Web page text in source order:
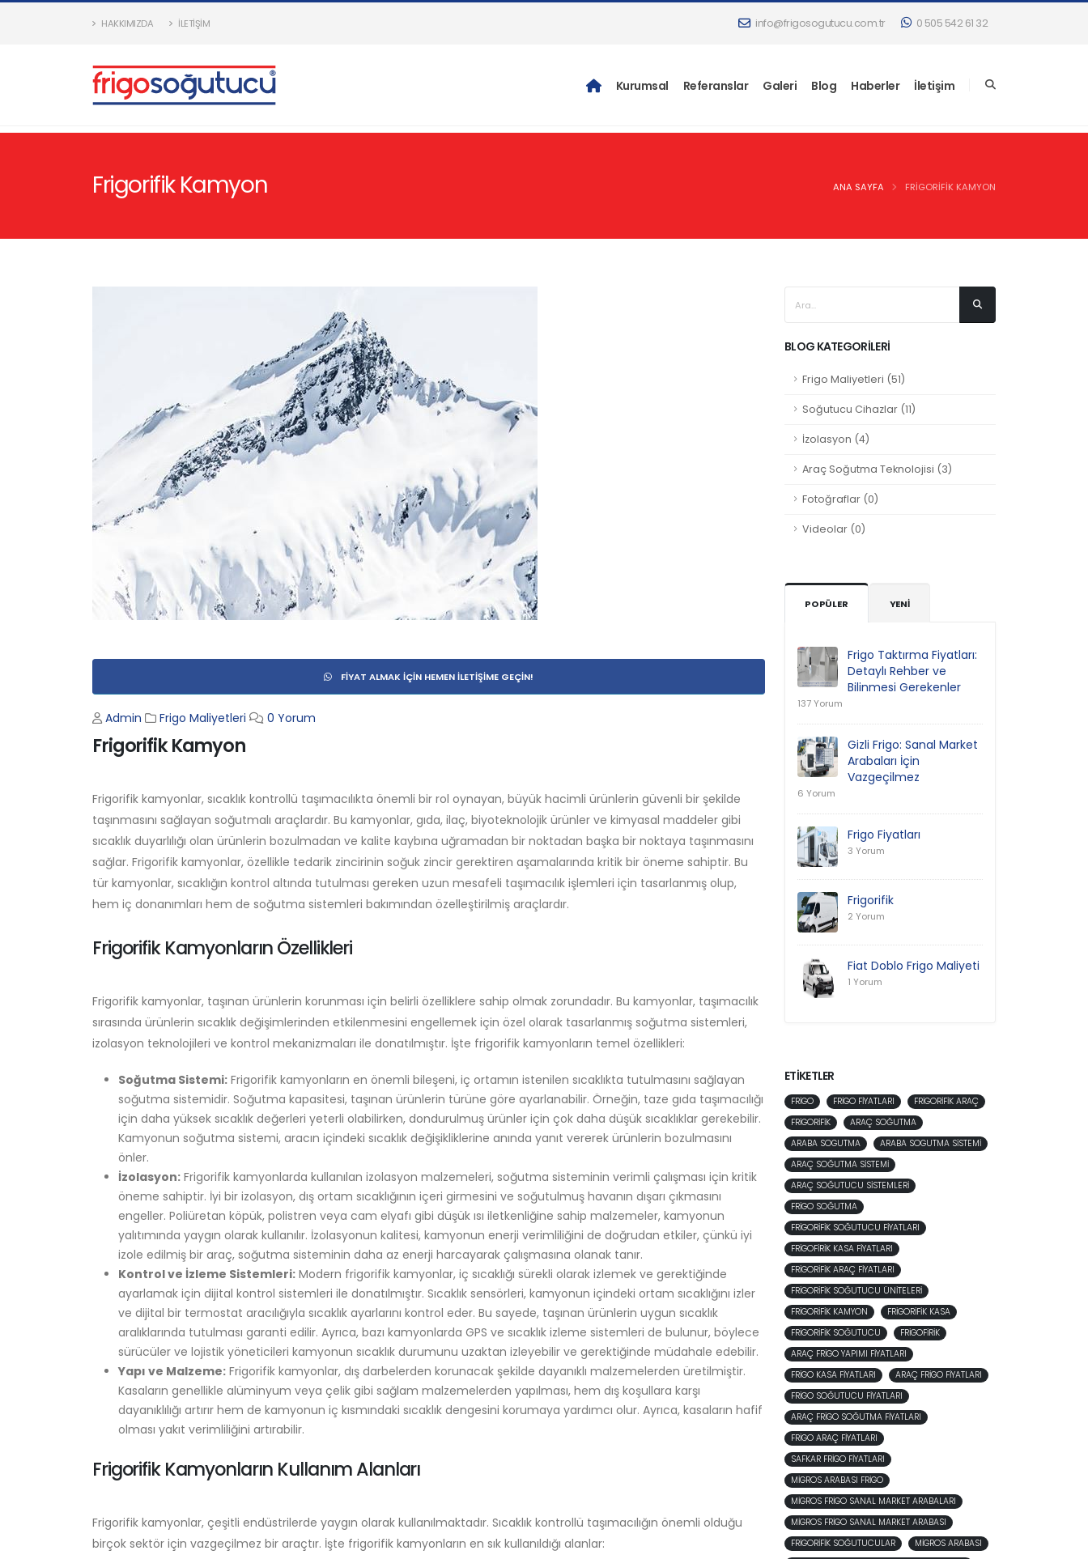
HAKKIMIZDA İLETIŞIM info@frigosogutucu.com.tr 0 505 542 61 32
Kurumsal Referanslar Galeri Blog Haberler İletişim
Frigorifik Kamyon ANA SAYFA FRIGORIFIK KAMYON
BLOG KATEGORILERI
Frigo Maliyetleri (51)
Soğutucu Cihazlar (11)
İzolasyon (4)
Araç Soğutma Teknolojisi (3)
Fotoğraflar (0)
Videolar (0)
POPÜLER YENI
Frigo Taktırma Fiyatları:
Detaylı Rehber ve
Bilinmesi Gerekenler
137 Yorum
Gizli Frigo: Sanal Market
Arabaları İçin
Vazgeçilmez
6 Yorum
Frigo Fiyatları
3 Yorum
Frigorifik
2 Yorum
Fiat Doblo Frigo Maliyeti
1 Yorum
ETIKETLER
FRIGO FRIGO FIYATLARI
FRIGORIFIK ARAÇ
FRIGORIFIK
ARAÇ SOĞUTMA
ARABA SOGUTMA
ARABA SOGUTMA SISTEMI
ARAÇ SOĞUTMA SISTEMI
ARAÇ SOĞUTUCU SISTEMLERI
FRIGO SOĞUTMA
FRIGORIFIK SOĞUTUCU FIYATLARI
FRIGOFIRIK KASA FIYATLARI
FRIGORIFIK ARAÇ FIYATLARI
FRIGORIFIK SOĞUTUCU ÜNITELERI
FRIGORIFIK KAMYON
FRIGORIFIK KASA
FRIGORIFIK SOĞUTUCU
FRIGOFIRIK
ARAÇ FRIGO YAPIMI FIYATLARI
FRIGO KASA FIYATLARI
ARAÇ FRIGO FIYATLARI
FRIGO SOĞUTUCU FIYATLARI
ARAÇ FRIGO SOĞUTMA FIYATLARI
FRIGO ARAÇ FIYATLARI
SAFKAR FRIGO FIYATLARI
MIGROS ARABASI FRIGO
MIGROS FRIGO SANAL MARKET ARABALARI
MIGROS FRIGO SANAL MARKET ARABASI
FRIGORIFIK SOĞUTUCULAR
MIGROS ARABASI
FIYAT ALMAK İÇIN HEMEN İLETIŞIME GEÇIN!
Admin Frigo Maliyetleri 0 Yorum
Frigorifik Kamyon
Frigorifik kamyonlar, sıcaklık kontrollü taşımacılıkta önemli bir rol oynayan, büyük hacimli ürünlerin güvenli bir şekilde
taşınmasını sağlayan soğutmalı araçlardır. Bu kamyonlar, gıda, ilaç, biyoteknolojik ürünler ve kimyasal maddeler gibi
sıcaklık duyarlılığı olan ürünlerin bozulmadan ve kalite kaybına uğramadan bir noktadan başka bir noktaya taşınmasını
sağlar. Frigorifik kamyonlar, özellikle tedarik zincirinin soğuk zincir gerektiren aşamalarında kritik bir öneme sahiptir. Bu
tür kamyonlar, sıcaklığın kontrol altında tutulması gereken uzun mesafeli taşımacılık işlemleri için tasarlanmış olup,
hem iç donanımları hem de soğutma sistemleri bakımından özelleştirilmiş araçlardır.
Frigorifik Kamyonların Özellikleri
Frigorifik kamyonlar, taşınan ürünlerin korunması için belirli özelliklere sahip olmak zorundadır. Bu kamyonlar, taşımacılık
sırasında ürünlerin sıcaklık değişimlerinden etkilenmesini engellemek için özel olarak tasarlanmış soğutma sistemleri,
izolasyon teknolojileri ve kontrol mekanizmaları ile donatılmıştır. İşte frigorifik kamyonların temel özellikleri:
Soğutma Sistemi: Frigorifik kamyonların en önemli bileşeni, iç ortamın istenilen sıcaklıkta tutulmasını sağlayan
soğutma sistemidir. Soğutma kapasitesi, taşınan ürünlerin türüne göre ayarlanabilir. Örneğin, taze gıda taşımacılığı
için daha yüksek sıcaklık değerleri yeterli olabilirken, dondurulmuş ürünler için çok daha düşük sıcaklıklar gerekebilir.
Kamyonun soğutma sistemi, aracın içindeki sıcaklık değişikliklerine anında yanıt vererek ürünlerin bozulmasını
önler.
İzolasyon: Frigorifik kamyonlarda kullanılan izolasyon malzemeleri, soğutma sisteminin verimli çalışması için kritik
öneme sahiptir. İyi bir izolasyon, dış ortam sıcaklığının içeri girmesini ve soğutulmuş havanın dışarı çıkmasını
engeller. Poliüretan köpük, polistren veya cam elyafı gibi düşük ısı iletkenliğine sahip malzemeler, kamyonun
yalıtımında yaygın olarak kullanılır. İzolasyonun kalitesi, kamyonun enerji verimliliğini de doğrudan etkiler, çünkü iyi
izole edilmiş bir araç, soğutma sisteminin daha az enerji harcayarak çalışmasına olanak tanır.
Kontrol ve İzleme Sistemleri: Modern frigorifik kamyonlar, iç sıcaklığı sürekli olarak izlemek ve gerektiğinde
ayarlamak için dijital kontrol sistemleri ile donatılmıştır. Sıcaklık sensörleri, kamyonun içindeki ortam sıcaklığını izler
ve dijital bir termostat aracılığıyla sıcaklık ayarlarını kontrol eder. Bu sayede, taşınan ürünlerin uygun sıcaklık
aralıklarında tutulması garanti edilir. Ayrıca, bazı kamyonlarda GPS ve sıcaklık izleme sistemleri de bulunur, böylece
sürücüler ve lojistik yöneticileri kamyonun sıcaklık durumunu uzaktan izleyebilir ve gerektiğinde müdahale edebilir.
Yapı ve Malzeme: Frigorifik kamyonlar, dış darbelerden korunacak şekilde dayanıklı malzemelerden üretilmiştir.
Kasaların genellikle alüminyum veya çelik gibi sağlam malzemelerden yapılması, hem dış koşullara karşı
dayanıklılığı artırır hem de kamyonun iç kısmındaki sıcaklık dengesini korumaya yardımcı olur. Ayrıca, kasaların hafif
olması yakıt verimliliğini artırabilir.
Frigorifik Kamyonların Kullanım Alanları
Frigorifik kamyonlar, çeşitli endüstrilerde yaygın olarak kullanılmaktadır. Sıcaklık kontrollü taşımacılığın önemli olduğu
birçok sektör için vazgeçilmez bir araçtır. İşte frigorifik kamyonların en sık kullanıldığı alanlar: